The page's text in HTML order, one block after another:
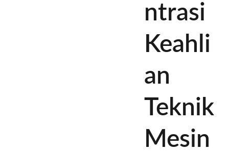
ntrasi
Keahli
an
Teknik
Mesin